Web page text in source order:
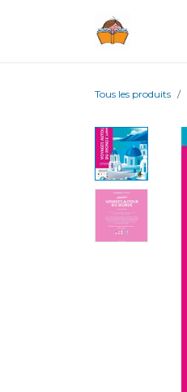
Tous les produits